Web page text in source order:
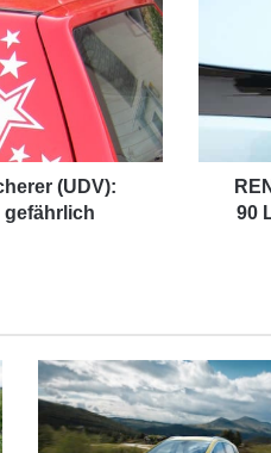
(UDV):
gefährlich
U
L
T
N
L
L
I
A
N
90